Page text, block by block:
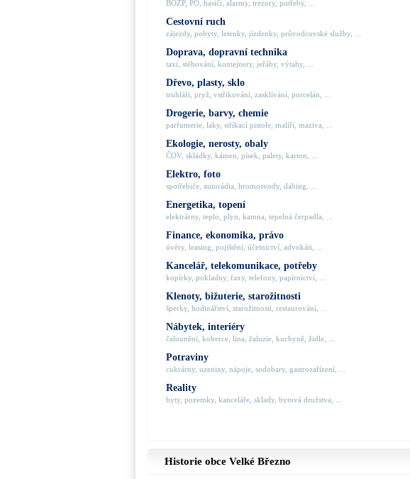
BOZP, PO, hasiči, alarmy, trezory, potřeby, ...
Cestovní ruch
zájezdy, pobyty, letenky, jízdenky, průvodcovské služby, ...
Doprava, dopravní technika
taxi, stěhování, kontejnery, jeřáby, výtahy, ...
Dřevo, plasty, sklo
truhláři, pryž, vstřikování, zasklívání, porcelán, ...
Drogerie, barvy, chemie
parfumerie, laky, stříkací pistole, malíři, maziva, ...
Ekologie, nerosty, obaly
ČOV, skládky, kámen, písek, palety, karton, ...
Elektro, foto
spotřebiče, autorádia, hromosvody, dabing, ...
Energetika, topení
elektrárny, teplo, plyn, kamna, tepelná čerpadla, ...
Finance, ekonomika, právo
úvěry, leasing, pojištění, účetnictví, advokáti, ...
Kancelář, telekomunikace, potřeby
kopírky, pokladny, faxy, telefony, papírnictví, ...
Klenoty, bižuterie, starožitnosti
šperky, hodinářství, starožitnosti, restaurování, ...
Nábytek, interiéry
čalounění, koberce, lina, žaluzie, kuchyně, židle, ...
Potraviny
cukrárny, uzeniny, nápoje, sodobary, gastrozařízení, ...
Reality
byty, pozemky, kanceláře, sklady, bytová družstva, ...
Historie obce Velké Březno